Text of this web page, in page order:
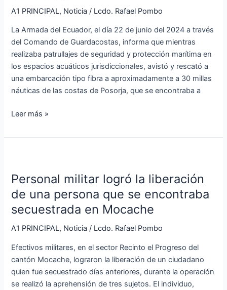
A1 PRINCIPAL, Noticia / Lcdo. Rafael Pombo
La Armada del Ecuador, el día 22 de junio del 2024 a través
del Comando de Guardacostas, informa que mientras
realizaba patrullajes de seguridad y protección marítima en
los espacios acuáticos jurisdiccionales, avistó y rescató a
una embarcación tipo fibra a aproximadamente a 30 millas
náuticas de las costas de Posorja, que se encontraba a
30
millas
de
Posorja
Leer más »
Personal militar logró la liberación
de una persona que se encontraba
secuestrada en Mocache
A1 PRINCIPAL, Noticia / Lcdo. Rafael Pombo
Efectivos militares, en el sector Recinto el Progreso del
cantón Mocache, lograron la liberación de un ciudadano
quien fue secuestrado días anteriores, durante la operación
se realizó la aprehensión de tres sujetos. El individuo,
logró
la
de
una
que
se
encontraba
secuestrada